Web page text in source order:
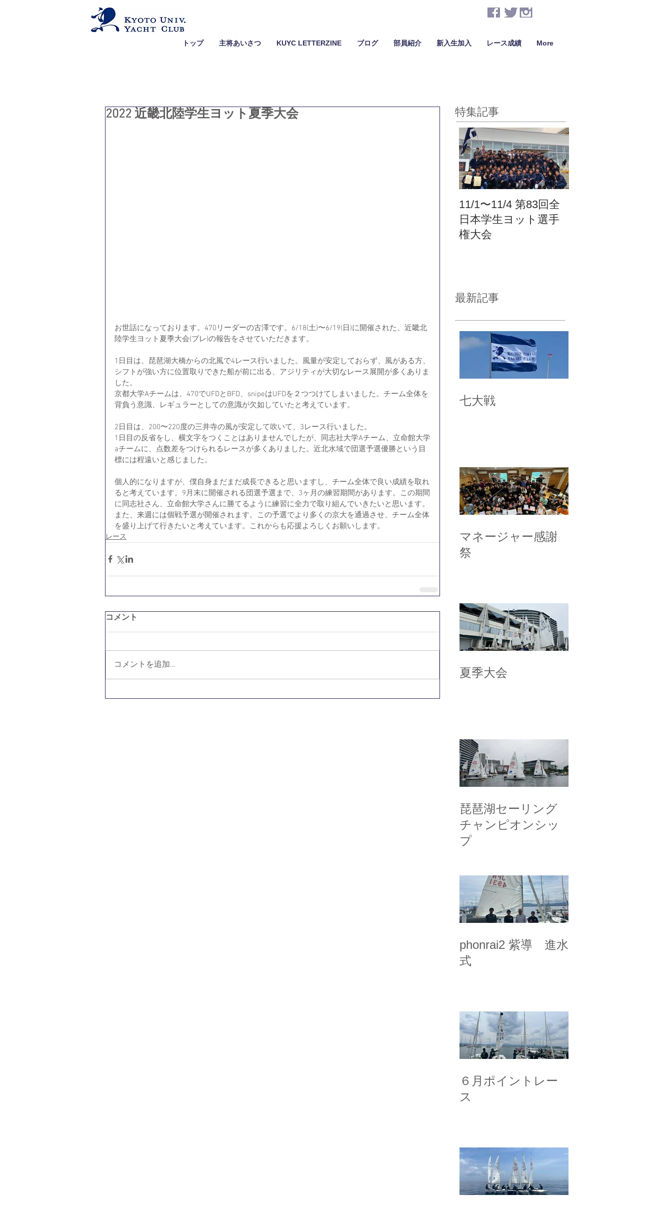
トップ 主将あいさつ KUYC LETTERZINE ブログ 部員紹介 新入生加入 レース成績 More
2022 近畿北陸学生ヨット夏季大会
お世話になっております。470リーダーの古澤です。6/18(土)〜6/19(日)に開催された、近畿北
陸学生ヨット夏季大会(プレ)の報告をさせていただきます。
1日目は、琵琶湖大橋からの北風で4レース行いました。風量が安定しておらず、風がある方、
シフトが強い方に位置取りできた船が前に出る、アジリティが大切なレース展開が多くありま
した。
京都大学Aチームは、470でUFDとBFD、snipeはUFDを２つつけてしまいました。チーム全体を
背負う意識、レギュラーとしての意識が欠如していたと考えています。
2日目は、200〜220度の三井寺の風が安定して吹いて、3レース行いました。
1日目の反省をし、横文字をつくことはありませんでしたが、同志社大学Aチーム、立命館大学
aチームに、点数差をつけられるレースが多くありました。近北水域で団選予選優勝という目
標には程遠いと感じました。
個人的になりますが、僕自身まだまだ成長できると思いますし、チーム全体で良い成績を取れ
ると考えています。9月末に開催される団選予選まで、3ヶ月の練習期間があります。この期間
に同志社さん、立命館大学さんに勝てるように練習に全力で取り組んでいきたいと思います。
また、来週には個戦予選が開催されます。この予選でより多くの京大を通過させ、チーム全体
を盛り上げて行きたいと考えています。これからも応援よろしくお願いします。
レース
コメント
コメントを追加…
特集記事
11/1〜11/4 第83回全
日本学生ヨット選手
権大会
最新記事
七大戦
マネージャー感謝
祭
夏季大会
琵琶湖セーリング
チャンピオンシッ
プ
phonrai2 紫導 進水
式
６月ポイントレー
ス